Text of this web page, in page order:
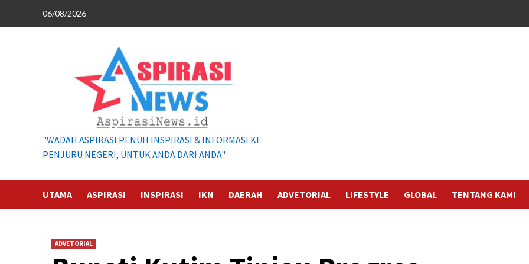
06/08/2026
"WADAH ASPIRASI PENUH INSPIRASI & INFORMASI KE
PENJURU NEGERI, UNTUK ANDA DARI ANDA"
UTAMA ASPIRASI INSPIRASI IKN DAERAH ADVETORIAL LIFESTYLE GLOBAL TENTANG KAMI
ADVETORIAL